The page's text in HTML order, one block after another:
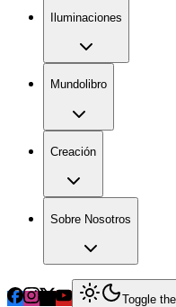
Iluminaciones
Mundolibro
Creación
Sobre Nosotros
Toggle